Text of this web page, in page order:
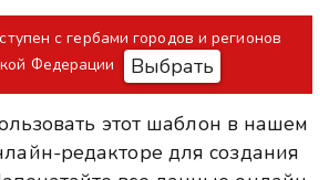
с гербами городов и регионов
Федерации
Выбрать
этот шаблон в нашем
редакторе для создания